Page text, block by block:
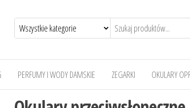
PERFUMY I WODY DAMSKIE ZEGARKI OKULARY